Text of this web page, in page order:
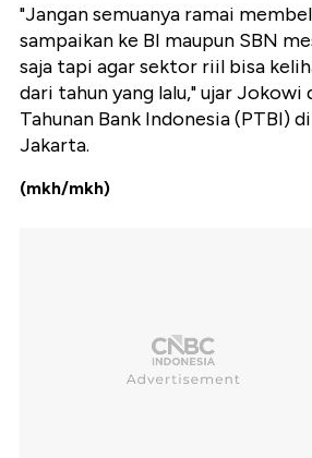
"Jangan semuanya ramai
sampaikan ke BI maupun SBN
saja tapi agar sektor riil bisa
dari tahun yang lalu," ujar Jokowi
Tahunan Bank Indonesia (PTBI)
Jakarta.
(mkh/mkh)